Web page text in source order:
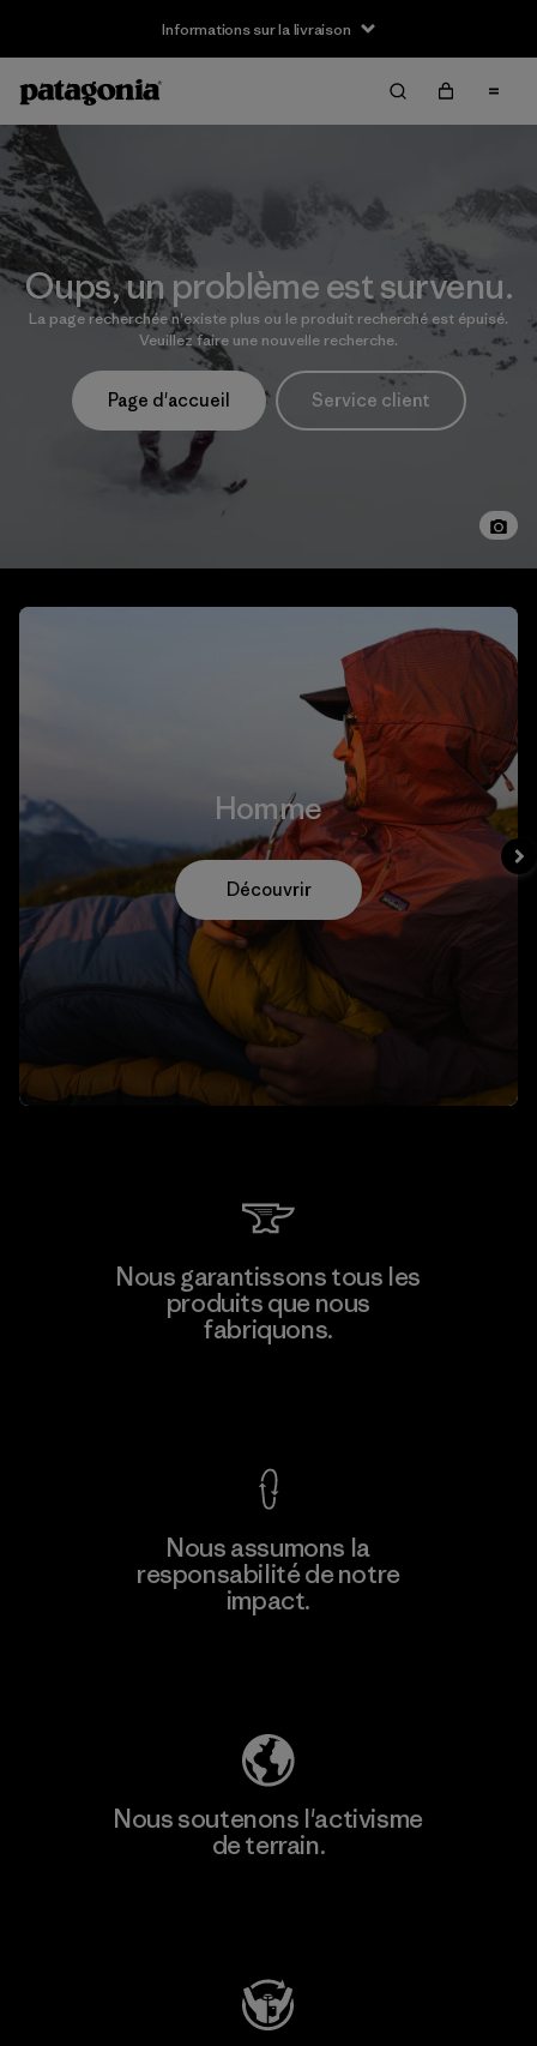
Informations sur la livraison
Oups, un problème est survenu.
La page recherchée n'existe plus ou le produit recherché est épuisé.
Veuillez faire une nouvelle recherche.
Page d'accueil Service client
Homme
Découvrir
Nous garantissons tous les
produits que nous
fabriquons.
Nous assumons la
responsabilité de notre
impact.
Nous soutenons l'activisme
de terrain.